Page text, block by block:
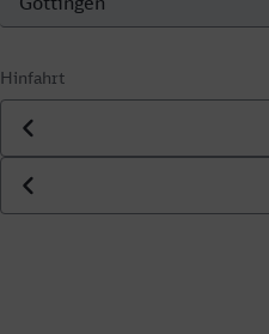
Hinfahrt
Datum der Hinfahrt
Uhrzeit der Hinfahrt